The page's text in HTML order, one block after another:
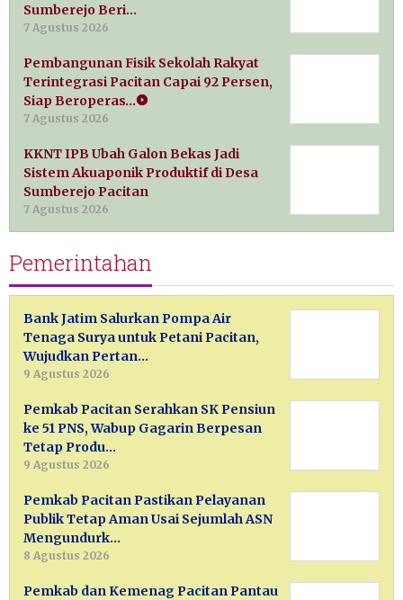
Sumberejo Beri…
7 Agustus 2026
Pembangunan Fisik Sekolah Rakyat
Terintegrasi Pacitan Capai 92 Persen,
Siap Beroperas…
7 Agustus 2026
KKNT IPB Ubah Galon Bekas Jadi
Sistem Akuaponik Produktif di Desa
Sumberejo Pacitan
7 Agustus 2026
Pemerintahan
Bank Jatim Salurkan Pompa Air
Tenaga Surya untuk Petani Pacitan,
Wujudkan Pertan…
9 Agustus 2026
Pemkab Pacitan Serahkan SK Pensiun
ke 51 PNS, Wabup Gagarin Berpesan
Tetap Produ…
9 Agustus 2026
Pemkab Pacitan Pastikan Pelayanan
Publik Tetap Aman Usai Sejumlah ASN
Mengundurk…
8 Agustus 2026
Pemkab dan Kemenag Pacitan Pantau